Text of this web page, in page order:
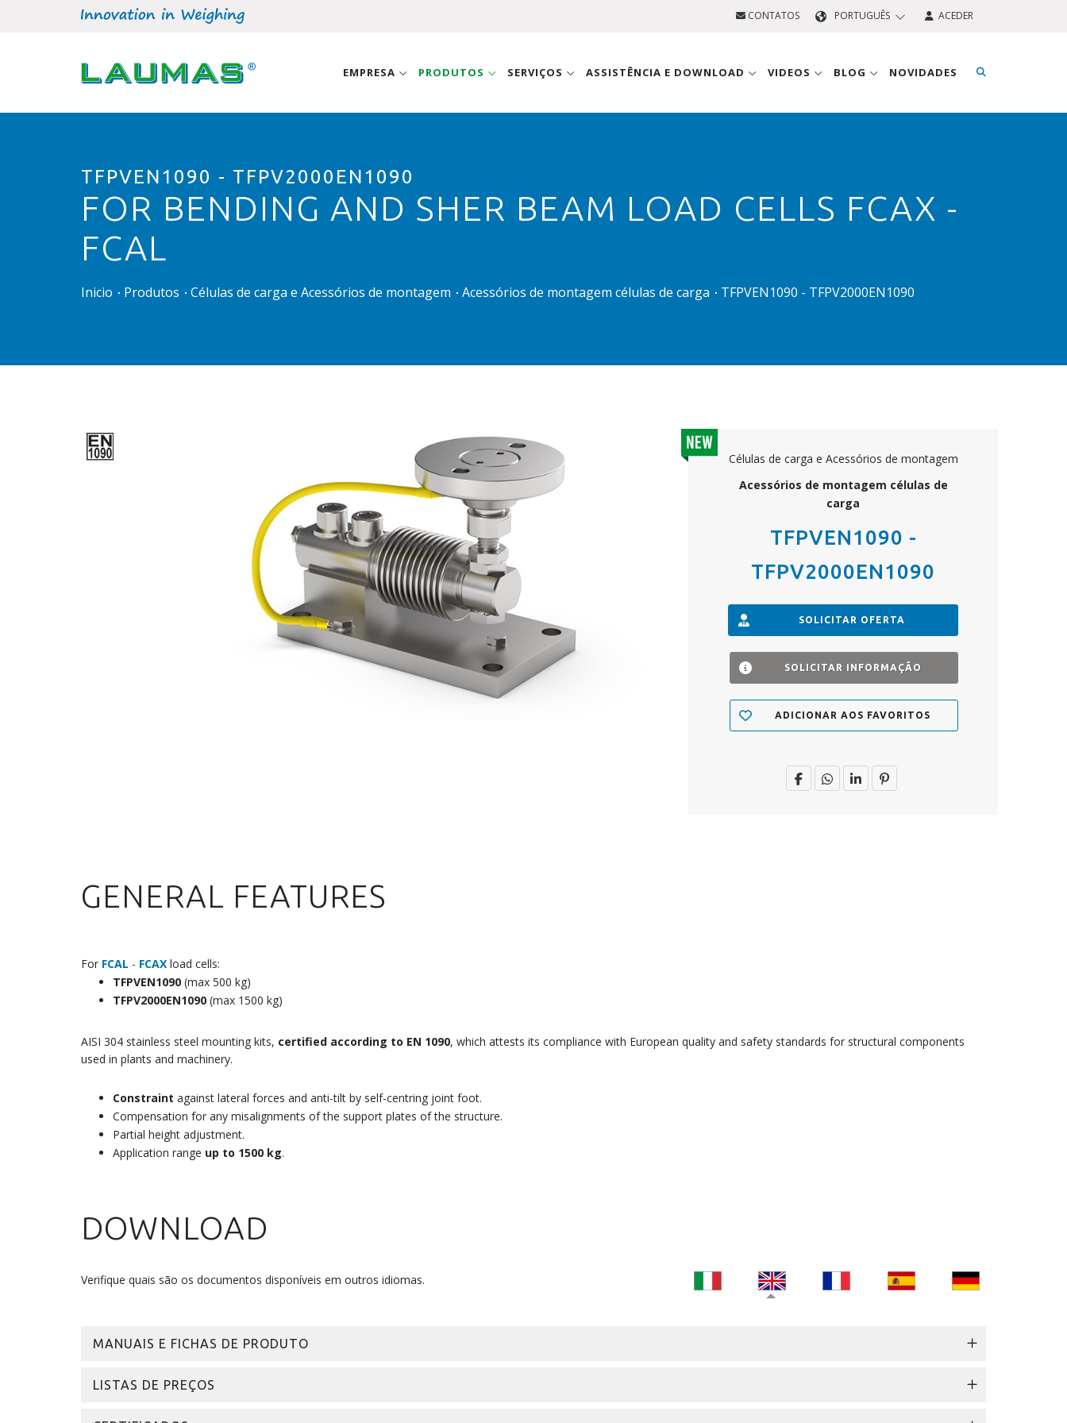
CONTATOS PORTUGUÊS ACEDER
EMPRESA PRODUTOS SERVIÇOS ASSISTÊNCIA E DOWNLOAD VIDEOS BLOG NOVIDADES
TFPVEN1090 - TFPV2000EN1090
FOR BENDING AND SHER BEAM LOAD CELLS FCAX -
FCAL
Inicio Produtos Células de carga e Acessórios de montagem Acessórios de montagem células de carga TFPVEN1090 - TFPV2000EN1090
Células de carga e Acessórios de montagem
Acessórios de montagem células de
carga
TFPVEN1090 -
TFPV2000EN1090
SOLICITAR OFERTA
SOLICITAR INFORMAÇÃO
ADICIONAR AOS FAVORITOS
GENERAL FEATURES
For FCAL - FCAX load cells:
TFPVEN1090 (max 500 kg)
TFPV2000EN1090 (max 1500 kg)
AISI 304 stainless steel mounting kits, certified according to EN 1090, which attests its compliance with European quality and safety standards for structural components
used in plants and machinery.
Constraint against lateral forces and anti-tilt by self-centring joint foot.
Compensation for any misalignments of the support plates of the structure.
Partial height adjustment.
Application range up to 1500 kg.
DOWNLOAD
Verifique quais são os documentos disponíveis em outros idiomas.
MANUAIS E FICHAS DE PRODUTO
LISTAS DE PREÇOS